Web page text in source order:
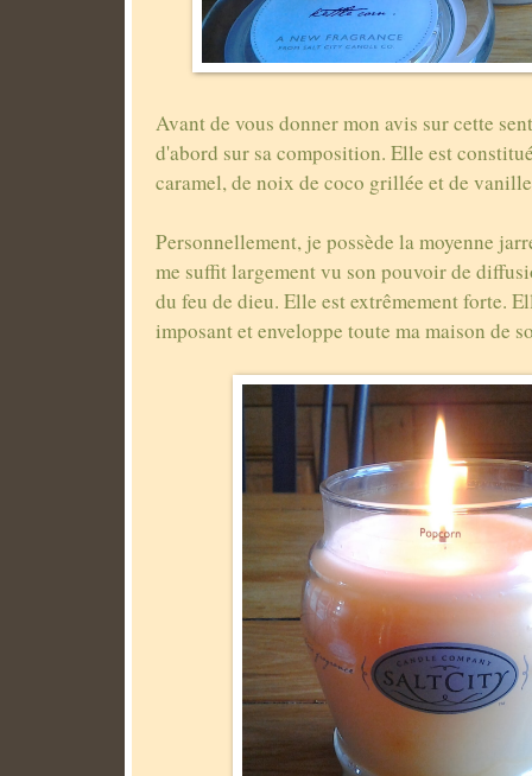
Avant de vous donner mon avis sur cette
d'abord sur sa composition. Elle est
caramel, de noix de coco grillée et de
Personnellement, je possède la moyenne
me suffit largement vu son pouvoir de
du feu de dieu. Elle est extrêmement forte.
imposant et enveloppe toute ma maison de